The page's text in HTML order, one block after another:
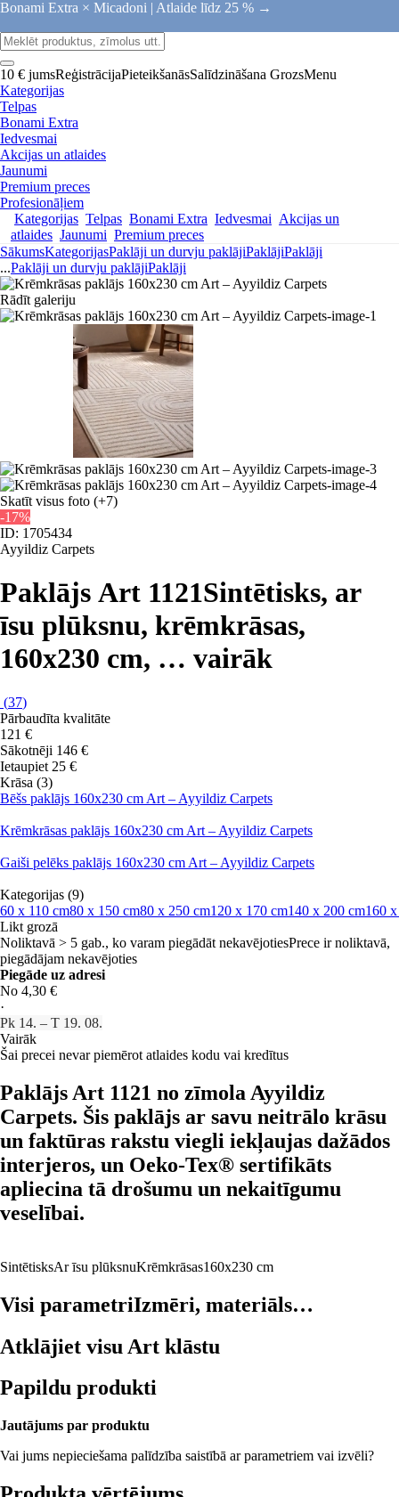
Bonami Extra × Micadoni | Atlaide līdz 25 % →
10 € jumsReģistrācijaPieteikšanāsSalīdzināšana GrozsMenu
Kategorijas
Telpas
Bonami Extra
Iedvesmai
Akcijas un atlaides
Jaunumi
Premium preces
Profesionāļiem
Kategorijas Telpas Bonami Extra Iedvesmai Akcijas un
atlaides Jaunumi Premium preces
SākumsKategorijasPaklāji un durvju paklājiPaklājiPaklāji
...Paklāji un durvju paklājiPaklāji
Rādīt galeriju
Skatīt visus foto (+7)
-17%
ID: 1705434
Ayyildiz Carpets
Paklājs Art 1121Sintētisks, ar
īsu plūksnu, krēmkrāsas,
160x230 cm, … vairāk
(37)
Pārbaudīta kvalitāte
121 €
Sākotnēji 146 €
Ietaupiet 25 €
Krāsa (3)
Bēšs paklājs 160x230 cm Art – Ayyildiz Carpets
Krēmkrāsas paklājs 160x230 cm Art – Ayyildiz Carpets
Gaiši pelēks paklājs 160x230 cm Art – Ayyildiz Carpets
Kategorijas (9)
60 x 110 cm80 x 150 cm80 x 250 cm120 x 170 cm140 x 200 cm160
Likt grozā
Noliktavā > 5 gab., ko varam piegādāt nekavējotiesPrece ir noliktavā,
piegādājam nekavējoties
Piegāde uz adresi
No 4,30 €
·
Pk 14. – T 19. 08.
Vairāk
Šai precei nevar piemērot atlaides kodu vai kredītus
Paklājs Art 1121 no zīmola Ayyildiz
Carpets. Šis paklājs ar savu neitrālo krāsu
un faktūras rakstu viegli iekļaujas dažādos
interjeros, un Oeko-Tex® sertifikāts
apliecina tā drošumu un nekaitīgumu
veselībai.
SintētisksAr īsu plūksnuKrēmkrāsas160x230 cm
Visi parametriIzmēri, materiāls…
Atklājiet visu Art klāstu
Papildu produkti
Jautājums par produktu
Vai jums nepieciešama palīdzība saistībā ar parametriem vai izvēli?